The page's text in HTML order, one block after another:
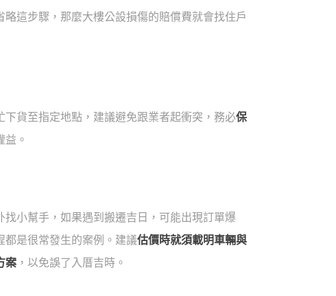
這步驟，那麼大樓公設損傷的賠償費就會找住戶
貨至指定地點，建議避免跟業者起衝突，務必保
益。
小幫手，如果遇到搬遷吉日，可能出現訂單爆
都是很常發生的案例。建議估價時就須載明車輛與
案 ，以免誤了入厝吉時。